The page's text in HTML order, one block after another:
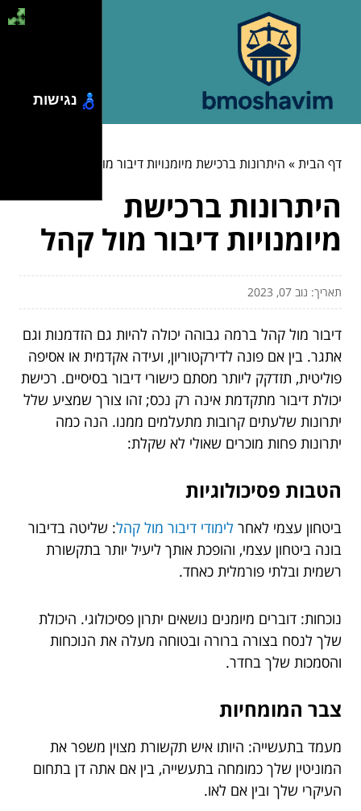
דף הבית» היתרונות ברכישת מיומנויות דיבור מול קהל
היתרונות ברכישת
מיומנויות דיבור מול קהל
תאריך: נוב 07, 2023
דיבור מול קהל ברמה גבוהה יכולה להיות גם הזדמנות וגם
אתגר. בין אם פונה לדירקטוריון, ועידה אקדמית או אסיפה
פוליטית, תזדקק ליותר מסתם כישורי דיבור בסיסיים. רכישת
יכולת דיבור מתקדמת אינה רק נכס; זהו צורך שמציע שלל
יתרונות שלעתים קרובות מתעלמים ממנו. הנה כמה
יתרונות פחות מוכרים שאולי לא שקלת:
הטבות פסיכולוגיות
ביטחון עצמי לאחר לימודי דיבור מול קהל: שליטה בדיבור
בונה ביטחון עצמי, והופכת אותך ליעיל יותר בתקשורת
רשמית ובלתי פורמלית כאחד.
נוכחות: דוברים מיומנים נושאים יתרון פסיכולוגי. היכולת
שלך לנסח בצורה ברורה ובטוחה מעלה את הנוכחות
והסמכות שלך בחדר.
צבר המומחיות
מעמד בתעשייה: היותו איש תקשורת מצוין משפר את
המוניטין שלך כמומחה בתעשייה, בין אם אתה דן בתחום
העיקרי שלך ובין אם לאו.
נגישות